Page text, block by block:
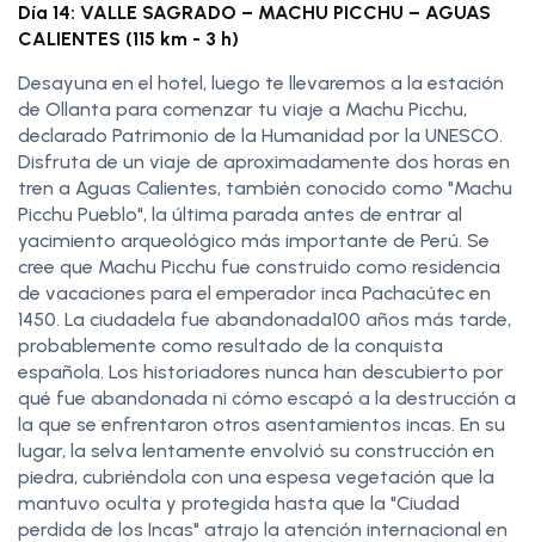
Día 14: VALLE SAGRADO – MACHU PICCHU – AGUAS
CALIENTES (115 km - 3 h)
Desayuna en el hotel, luego te llevaremos a la estación
de Ollanta para comenzar tu viaje a Machu Picchu,
declarado Patrimonio de la Humanidad por la UNESCO.
Disfruta de un viaje de aproximadamente dos horas en
tren a Aguas Calientes, también conocido como "Machu
Picchu Pueblo", la última parada antes de entrar al
yacimiento arqueológico más importante de Perú. Se
cree que Machu Picchu fue construido como residencia
de vacaciones para el emperador inca Pachacútec en
1450. La ciudadela fue abandonada100 años más tarde,
probablemente como resultado de la conquista
española. Los historiadores nunca han descubierto por
qué fue abandonada ni cómo escapó a la destrucción a
la que se enfrentaron otros asentamientos incas. En su
lugar, la selva lentamente envolvió su construcción en
piedra, cubriéndola con una espesa vegetación que la
mantuvo oculta y protegida hasta que la "Ciudad
perdida de los Incas" atrajo la atención internacional en